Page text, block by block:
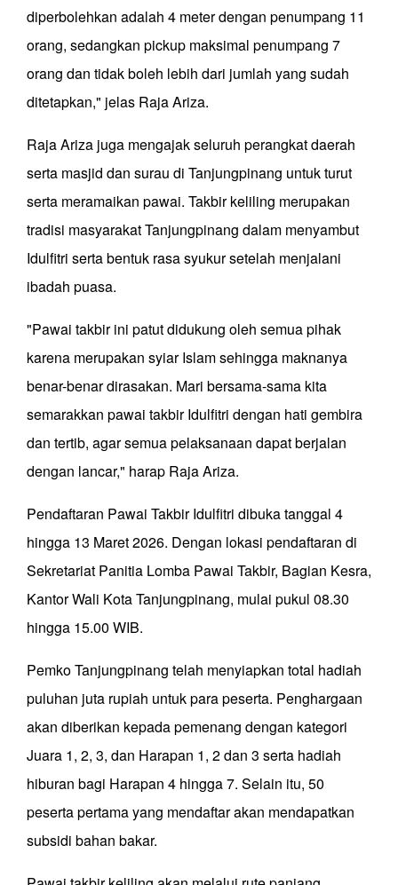
diperbolehkan adalah 4 meter dengan penumpang 11
orang, sedangkan pickup maksimal penumpang 7
orang dan tidak boleh lebih dari jumlah yang sudah
ditetapkan," jelas Raja Ariza.
Raja Ariza juga mengajak seluruh perangkat daerah
serta masjid dan surau di Tanjungpinang untuk turut
serta meramaikan pawai. Takbir keliling merupakan
tradisi masyarakat Tanjungpinang dalam menyambut
Idulfitri serta bentuk rasa syukur setelah menjalani
ibadah puasa.
"Pawai takbir ini patut didukung oleh semua pihak
karena merupakan syiar Islam sehingga maknanya
benar-benar dirasakan. Mari bersama-sama kita
semarakkan pawai takbir Idulfitri dengan hati gembira
dan tertib, agar semua pelaksanaan dapat berjalan
dengan lancar," harap Raja Ariza.
Pendaftaran Pawai Takbir Idulfitri dibuka tanggal 4
hingga 13 Maret 2026. Dengan lokasi pendaftaran di
Sekretariat Panitia Lomba Pawai Takbir, Bagian Kesra,
Kantor Wali Kota Tanjungpinang, mulai pukul 08.30
hingga 15.00 WIB.
Pemko Tanjungpinang telah menyiapkan total hadiah
puluhan juta rupiah untuk para peserta. Penghargaan
akan diberikan kepada pemenang dengan kategori
Juara 1, 2, 3, dan Harapan 1, 2 dan 3 serta hadiah
hiburan bagi Harapan 4 hingga 7. Selain itu, 50
peserta pertama yang mendaftar akan mendapatkan
subsidi bahan bakar.